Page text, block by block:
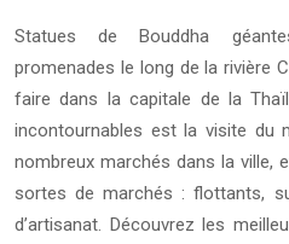
Statues de Bouddha
promenades le long de la rivière
faire dans la capitale de la
incontournables est la visite du
nombreux marchés dans la ville,
sortes de marchés : flottants,
d’artisanat. Découvrez les